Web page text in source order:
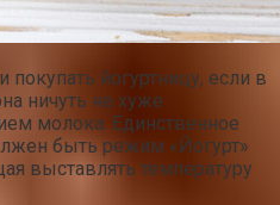
покупать йогуртницу, если в
ничуть не хуже
молока. Единственное
быть режим «Йогурт»
выставлять температуру